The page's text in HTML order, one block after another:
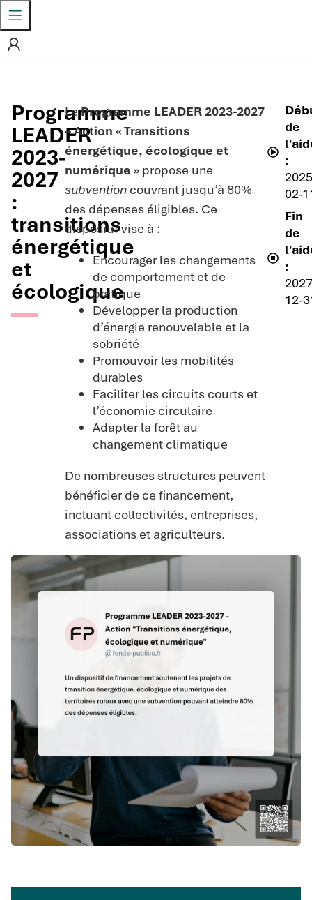
Programme
LEADER
2023-
2027
:
transitions
énergétique
et
écologique
LeProgramme LEADER 2023-2027
– Action « Transitions
énergétique, écologique et
numérique » propose une
subvention couvrant jusqu’à 80%
des dépenses éligibles. Ce
dispositif vise à :
Encourager les changements
de comportement et de
pratique
Développer la production
d’énergie renouvelable et la
sobriété
Promouvoir les mobilités
durables
Faciliter les circuits courts et
l’économie circulaire
Adapter la forêt au
changement climatique
De nombreuses structures peuvent
bénéficier de ce financement,
incluant collectivités, entreprises,
associations et agriculteurs.
de
:
02-
Fin
de
:
12-